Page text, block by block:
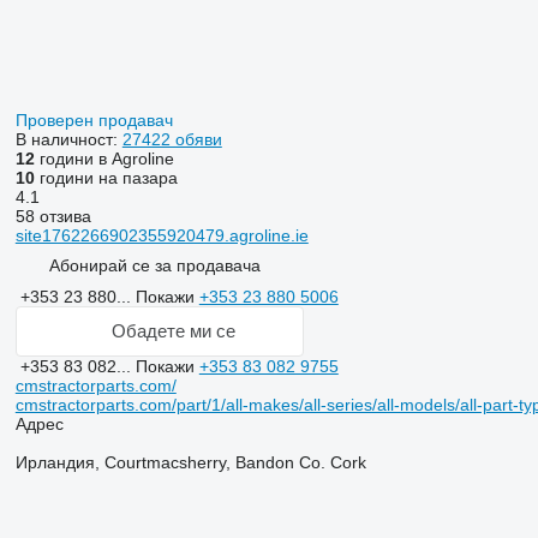
Проверен продавач
В наличност: 27422 обяви
12години в Agroline
10години на пазара
4.1
58 отзива
site1762266902355920479.agroline.ie
Абонирай се за продавача
+353 23 880... Покажи +353 23 880 5006
Обадете ми се
+353 83 082... Покажи +353 83 082 9755
cmstractorparts.com/
cmstractorparts.com/part/1/all-makes/all-series/all-models/all-part-
Адрес
Ирландия, Courtmacsherry, Bandon Co. Cork